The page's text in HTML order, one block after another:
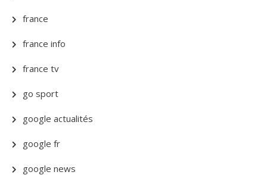
france
france info
france tv
go sport
google actualités
google fr
google news